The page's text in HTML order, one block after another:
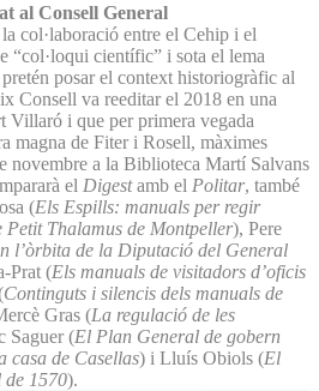
al Consell General
col·laboració entre el Cehip i el
“col·loqui científic” i sota el lema
pretén posar el context historiogràfic al
Consell va reeditar el 2018 en una
Villaró i que per primera vegada
magna de Fiter i Rosell, màximes
novembre a la Biblioteca Martí Salvans
el Digestamb el Politar, també
(Els Espills: manuals per regir
Petit Thalamus de Montpeller), Pere
l’òrbita de la Diputació del General
Prat (Els manuals de visitadors d’oficis
Continguts i silencis dels manuals de
Gras (La regulació de les
Saguer (El Plan General de gobern
casa de Casellas) i Lluís Obiols (El
de 1570).